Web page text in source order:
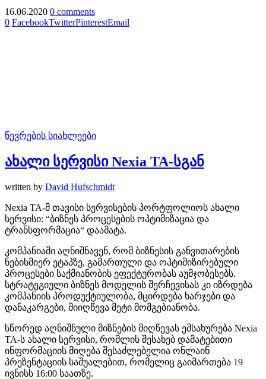
16.06.2020 0 comments
0 FacebookTwitterPinterestEmail
წევრების სიახლეები
ახალი სერვისი Nexia TA-სგან
written by David Hufschmidt
Nexia TA-მ თავისი სერვისების პორტფოლიოს ახალი
სერვისი: “ბიზნეს პროცესების ოპტიმიზაცია და
ტრანსფორმაცია“ დაამატა.
კომპანიაში აღნიშნავენ, რომ ბიზნესის განვითარების
ნებისმიერ ეტაპზე, გამართული და ოპტიმიზირებული
პროცესები საქმიანობის ეფექტურობას აუმჯობესებს.
სტრატეგიული ბიზნეს მოდელის შერჩევისას კი იზრდება
კომპანიის პროდუქტიულობა, მცირდება ხარჯები და
დანაკარგები, მიიღწევა მეტი მომგებიანობა.
სწორედ აღნიშნული მიზნების მიღწევას ემსახურება Nexia
TA-ს ახალი სერვისი, რომლის შესახებ დამატებითი
ინფორმაციის მიღება შესაძლებელია ონლაინ
პრეზენტაციის საშუალებით, რომელიც გაიმართება 19
ივნისს 16:00 საათზე.